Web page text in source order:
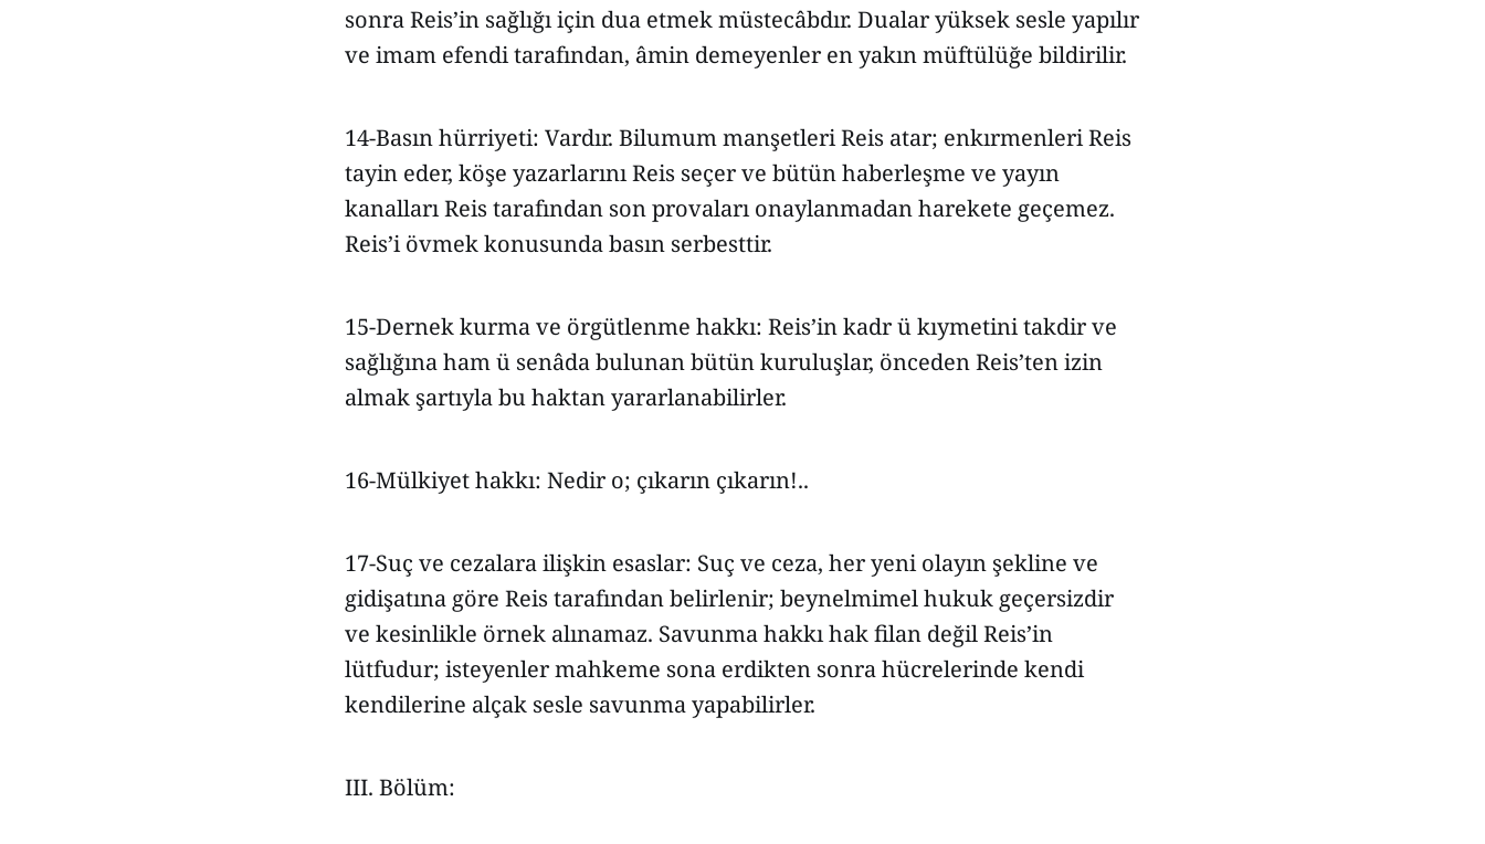
sonra Reis’in sağlığı için dua etmek müstecâbdır. Dualar yüksek sesle yapılır
ve imam efendi tarafından, âmin demeyenler en yakın müftülüğe bildirilir.
14-Basın hürriyeti: Vardır. Bilumum manşetleri Reis atar; enkırmenleri Reis
tayin eder, köşe yazarlarını Reis seçer ve bütün haberleşme ve yayın
kanalları Reis tarafından son provaları onaylanmadan harekete geçemez.
Reis’i övmek konusunda basın serbesttir.
15-Dernek kurma ve örgütlenme hakkı: Reis’in kadr ü kıymetini takdir ve
sağlığına ham ü senâda bulunan bütün kuruluşlar, önceden Reis’ten izin
almak şartıyla bu haktan yararlanabilirler.
16-Mülkiyet hakkı: Nedir o; çıkarın çıkarın!..
17-Suç ve cezalara ilişkin esaslar: Suç ve ceza, her yeni olayın şekline ve
gidişatına göre Reis tarafından belirlenir; beynelmimel hukuk geçersizdir
ve kesinlikle örnek alınamaz. Savunma hakkı hak filan değil Reis’in
lütfudur; isteyenler mahkeme sona erdikten sonra hücrelerinde kendi
kendilerine alçak sesle savunma yapabilirler.
III. Bölüm: